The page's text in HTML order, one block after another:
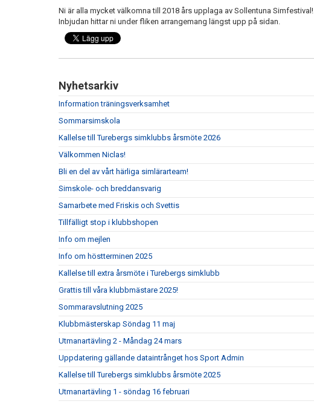
Ni är alla mycket välkomna till 2018 års upplaga av Sollentuna Simfestival!
Inbjudan hittar ni under fliken arrangemang längst upp på sidan.
Nyhetsarkiv
Information träningsverksamhet
Sommarsimskola
Kallelse till Turebergs simklubbs årsmöte 2026
Välkommen Niclas!
Bli en del av vårt härliga simlärarteam!
Simskole- och breddansvarig
Samarbete med Friskis och Svettis
Tillfälligt stop i klubbshopen
Info om mejlen
Info om höstterminen 2025
Kallelse till extra årsmöte i Turebergs simklubb
Grattis till våra klubbmästare 2025!
Sommaravslutning 2025
Klubbmästerskap Söndag 11 maj
Utmanartävling 2 - Måndag 24 mars
Uppdatering gällande dataintrånget hos Sport Admin
Kallelse till Turebergs simklubbs årsmöte 2025
Utmanartävling 1 - söndag 16 februari